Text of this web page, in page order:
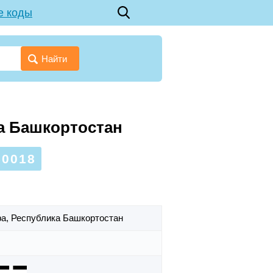
коды
Найти
Башкортостан
Республика Башкортостан